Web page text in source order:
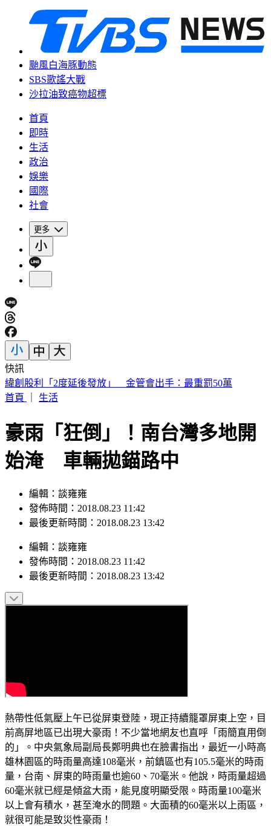
颱風白海豚動態
SBS歌謠大戰
沙拉油致癌物超標
首頁
即時
生活
政治
娛樂
國際
社會
更多
快訊
傅子純「穿病人服回家」生前暖舉惹鼻酸 愛妻心碎：我想你
了
豪雨「狂倒」！南台灣多地開
始淹 車輛拋錨路中
編輯：談雍雍
發佈時間：2018.08.23 11:42
編輯：談雍雍
發佈時間：2018.08.23 11:42
熱帶性低氣壓上午已從屏東登陸，現正持續籠罩屏東上空，目
前高屏地區已出現大豪雨！不少當地網友也直呼「雨簡直用倒
的」。中央氣象局副局長鄭明典也在臉書指出，最近一小時高
雄林園區的時雨量高達108毫米，前鎮區也有105.5毫米的時雨
量，台南、屏東的時雨量也逾60、70毫米。他說，時雨量超過
60毫米就已經是傾盆大雨，能見度明顯受限。時雨量100毫米
以上會有積水，甚至淹水的問題。大面積的60毫米以上雨區，